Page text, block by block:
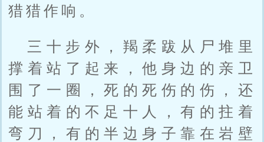
猎猎作响。
三十步外，羯柔跋从尸堆里
撑着站了起来，他身边的亲卫
围了一圈，死的死伤的伤，还
能站着的不足十人，有的拄着
弯刀，有的半边身子靠在岩壁